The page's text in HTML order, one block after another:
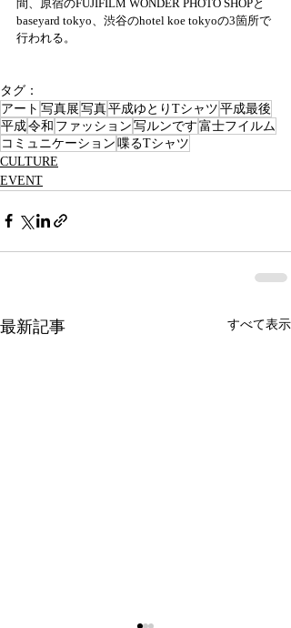
間、原宿のFUJIFILM WONDER PHOTO SHOPと
baseyard tokyo、渋谷のhotel koe tokyoの3箇所で
行われる。
タグ：
アート 写真展 写真平成ゆとりTシャツ 平成最後
平成令和 ファッション 写ルンです 富士フイルム
コミュニケーション 喋るTシャツ
CULTURE
EVENT
最新記事 すべて表示